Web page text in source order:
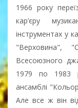
1966 року
кар’єру
інструментах у
"Верховина",
Всесоюзного
1979 по 1983
ансамблі
Але все ж він